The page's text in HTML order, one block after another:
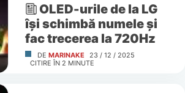
OLED-urile de la LG
își schimbă numele și
fac trecerea la 720Hz
DE MARINAKE
23 / 12 / 2025
CITIRE ÎN 2 MINUTE